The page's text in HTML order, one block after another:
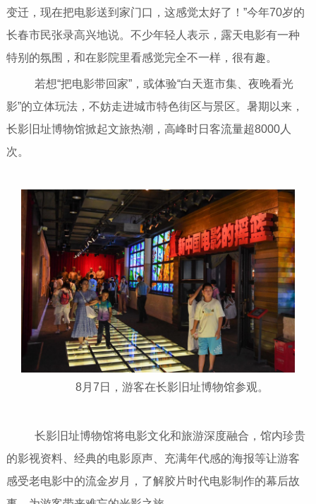
变迁，现在把电影送到家门口，这感觉太好了！”今年70岁的
长春市民张录高兴地说。不少年轻人表示，露天电影有一种
特别的氛围，和在影院里看感觉完全不一样，很有趣。
若想“把电影带回家”，或体验“白天逛市集、夜晚看光
影”的立体玩法，不妨走进城市特色街区与景区。暑期以来，
长影旧址博物馆掀起文旅热潮，高峰时日客流量超8000人
次。
8月7日，游客在长影旧址博物馆参观。
长影旧址博物馆将电影文化和旅游深度融合，馆内珍贵
的影视资料、经典的电影原声、充满年代感的海报等让游客
感受老电影中的流金岁月，了解胶片时代电影制作的幕后故